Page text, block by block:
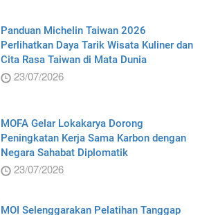
Panduan Michelin Taiwan 2026
Perlihatkan Daya Tarik Wisata Kuliner dan
Cita Rasa Taiwan di Mata Dunia
23/07/2026
MOFA Gelar Lokakarya Dorong
Peningkatan Kerja Sama Karbon dengan
Negara Sahabat Diplomatik
23/07/2026
MOI Selenggarakan Pelatihan Tanggap